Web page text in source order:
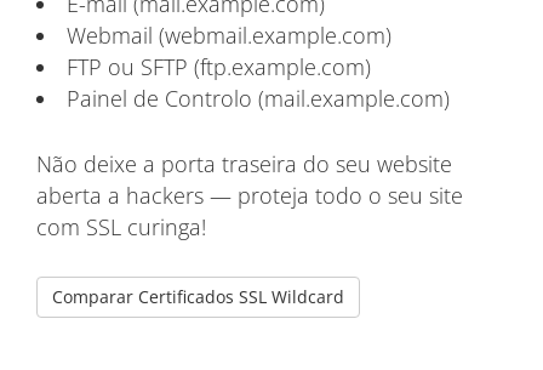
Webmail (webmail.example.com)
FTP ou SFTP (ftp.example.com)
Painel de Controlo (mail.example.com)
Não deixe a porta traseira do seu website
aberta a hackers — proteja todo o seu site
com SSL curinga!
Comparar Certificados SSL Wildcard